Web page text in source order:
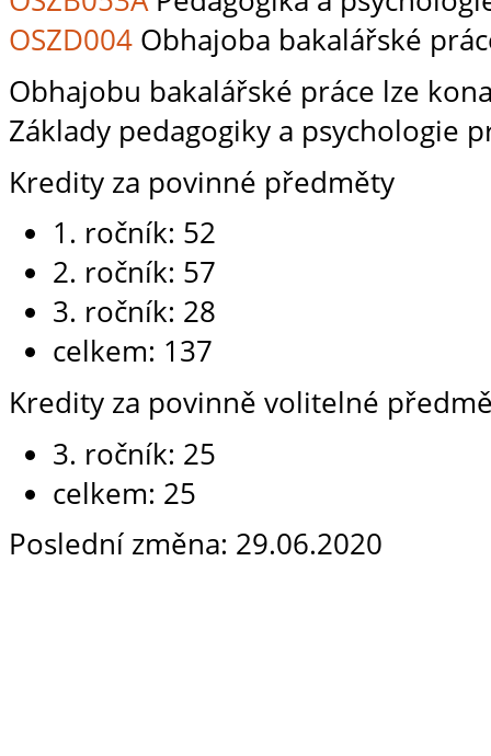
OSZD004 Obhajoba bakalářské
Obhajobu bakalářské práce lze
Základy pedagogiky a psychologie
Kredity za povinné předměty
1. ročník: 52
2. ročník: 57
3. ročník: 28
celkem: 137
Kredity za povinně volitelné
3. ročník: 25
celkem: 25
Poslední změna: 29.06.2020